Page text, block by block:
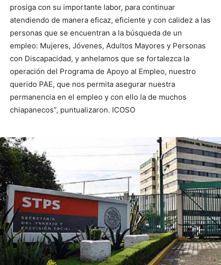
prosiga con su importante labor, para continuar
atendiendo de manera eficaz, eficiente y con calidez a las
personas que se encuentran a la búsqueda de un
empleo: Mujeres, Jóvenes, Adultos Mayores y Personas
con Discapacidad, y anhelamos que se fortalezca la
operación del Programa de Apoyo al Empleo, nuestro
querido PAE, que nos permita asegurar nuestra
permanencia en el empleo y con ello la de muchos
chiapanecos”, puntualizaron. ICOSO